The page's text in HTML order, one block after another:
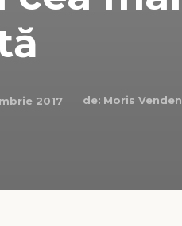
2017 de: Moris Venden